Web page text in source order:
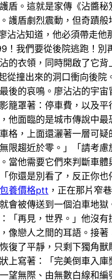
盾。這就是家傳《沾醬
護盾劇烈震動，但奇蹟
沾知道，他必須帶走他
！我們要從後院逃跑！別
的衣領，同時開啟了它
撞出來的洞口衝向後院
後的哀鳴。廖沾沾的宇
籠罩著：停車費，以及
他面臨的是城市傳說中
格，上面還灑著一層可
限趨近於零。」「請考
當他需要它們來判斷車
你還是別看了，反正你
包養價格ptt ，正在那片窄
會被傳送到一個泊車地
「再見，世界。」他沒
像戀人之間的耳語。接
復了平靜，只剩下獨角
上寫著：「完美倒車入
望無際、由無數白線和